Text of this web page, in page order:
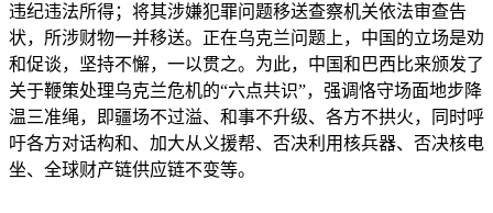
违纪违法所得；将其涉嫌犯罪问题移送查察机关依法审查告
状，所涉财物一并移送。正在乌克兰问题上，中国的立场是劝
和促谈，坚持不懈，一以贯之。为此，中国和巴西比来颁发了
关于鞭策处理乌克兰危机的“六点共识”，强调恪守场面地步降
温三准绳，即疆场不过溢、和事不升级、各方不拱火，同时呼
吁各方对话构和、加大从义援帮、否决利用核兵器、否决核电
坐、全球财产链供应链不变等。